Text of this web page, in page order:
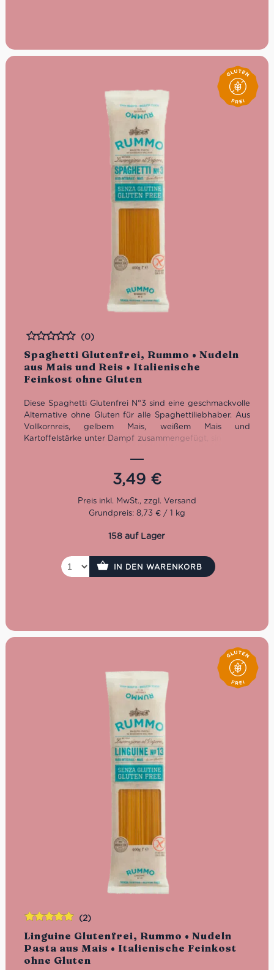
Spaghetti Glutenfrei, Rummo • Nudeln
aus Mais und Reis • Italienische
Feinkost ohne Gluten
Bewertet
(0)
Diese Spaghetti Glutenfrei N°3 sind eine geschmackvolle
Alternative ohne Gluten für alle Spaghettiliebhaber. Aus
Vollkornreis, gelbem Mais, weißem Mais und
Kartoffelstärke unter Dampf zusammengefügt, sind diese
Geschmack her wie die “normalen” Spaghetti von
Rummo. Sie eignen sich daher ideal für die Zubereitung
der klassischen Spaghetti-Gerichte, wie Spaghetti
Bolognese, Carbonara oder Aglio e Olio mit Knoblauch
Kochzeit: 10 Minuten
3,49 €
Grundpreis: 8,73 € / 1 kg
158 auf Lager
IN DEN WARENKORB
Linguine Glutenfrei, Rummo • Nudeln
Pasta aus Mais • Italienische Feinkost
ohne Gluten
(2)
Bewertet
mit5.00von
5